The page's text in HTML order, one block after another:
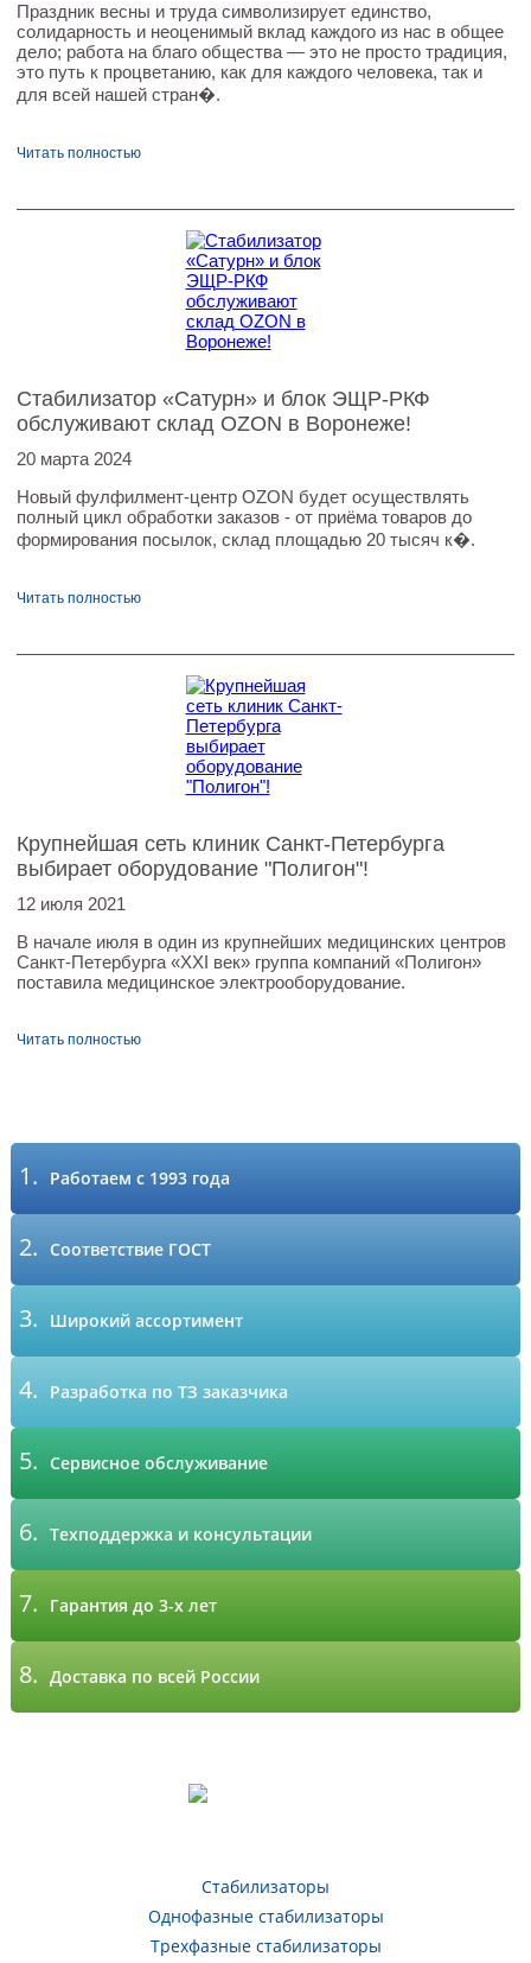
Праздник весны и труда символизирует единство,
солидарность и неоценимый вклад каждого из нас в общее
дело; работа на благо общества — это не просто традиция,
это путь к процветанию, как для каждого человека, так и
для всей нашей стран�.
Читать полностью
Стабилизатор «Сатурн» и блок ЭЩР-РКФ
обслуживают склад OZON в Воронеже!
20 марта 2024
Новый фулфилмент-центр OZON будет осуществлять
полный цикл обработки заказов - от приёма товаров до
формирования посылок, склад площадью 20 тысяч к�.
Читать полностью
Крупнейшая сеть клиник Санкт-Петербурга
выбирает оборудование "Полигон"!
12 июля 2021
В начале июля в один из крупнейших медицинских центров
Санкт-Петербурга «XXI век» группа компаний «Полигон»
поставила медицинское электрооборудование.
Читать полностью
1. Работаем с 1993 года
2. Соответствие ГОСТ
3. Широкий ассортимент
4. Разработка по ТЗ заказчика
5. Сервисное обслуживание
6. Техподдержка и консультации
7. Гарантия до 3-х лет
8. Доставка по всей России
Стабилизаторы
Однофазные стабилизаторы
Трехфазные стабилизаторы